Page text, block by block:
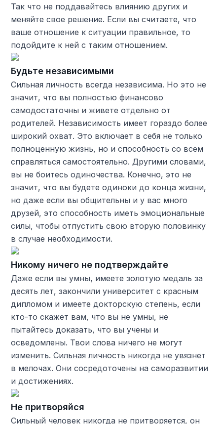
Так что не поддавайтесь влиянию других и
меняйте свое решение. Если вы считаете, что
ваше отношение к ситуации правильное, то
подойдите к ней с таким отношением.
Будьте независимыми
Сильная личность всегда независима. Но это не
значит, что вы полностью финансово
самодостаточны и живете отдельно от
родителей. Независимость имеет гораздо более
широкий охват. Это включает в себя не только
полноценную жизнь, но и способность со всем
справляться самостоятельно. Другими словами,
вы не боитесь одиночества. Конечно, это не
значит, что вы будете одиноки до конца жизни,
но даже если вы общительны и у вас много
друзей, это способность иметь эмоциональные
силы, чтобы отпустить свою вторую половинку
в случае необходимости.
Никому ничего не подтверждайте
Даже если вы умны, имеете золотую медаль за
десять лет, закончили университет с красным
дипломом и имеете докторскую степень, если
кто-то скажет вам, что вы не умны, не
пытайтесь доказать, что вы учены и
осведомлены. Твои слова ничего не могут
изменить. Сильная личность никогда не увязнет
в мелочах. Они сосредоточены на саморазвитии
и достижениях.
Не притворяйся
Сильный человек никогда не притворяется, он